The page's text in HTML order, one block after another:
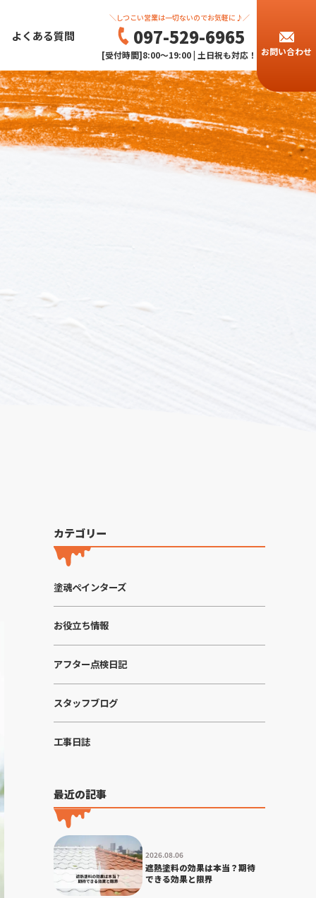
よくある質問
＼しつこい営業は一切ないのでお気軽に♪／
097-529-6965
[受付時間]8:00～19:00 | 土日祝も対応！ お問い合わせ
カテゴリー
塗魂ペインターズ
お役立ち情報
アフター点検日記
スタッフブログ
工事日誌
最近の記事
2026.08.06
遮熱塗料の効果は本当？期待
できる効果と限界